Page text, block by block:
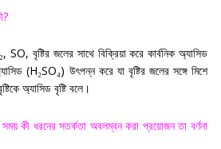
?
₂, SO,বৃষ্টির জলের সাথে বিক্রিয়া করে কার্বনিক অ্যাসিড
(H₂SO ₄) উৎপন্ন করে যা বৃষ্টির জলের সঙ্গে মিশে
অ্যাসিড বৃষ্টি বলে ।
কী ধরনের সতর্কতা অবলম্বন করা প্রয়োজন তা বর্ণনা